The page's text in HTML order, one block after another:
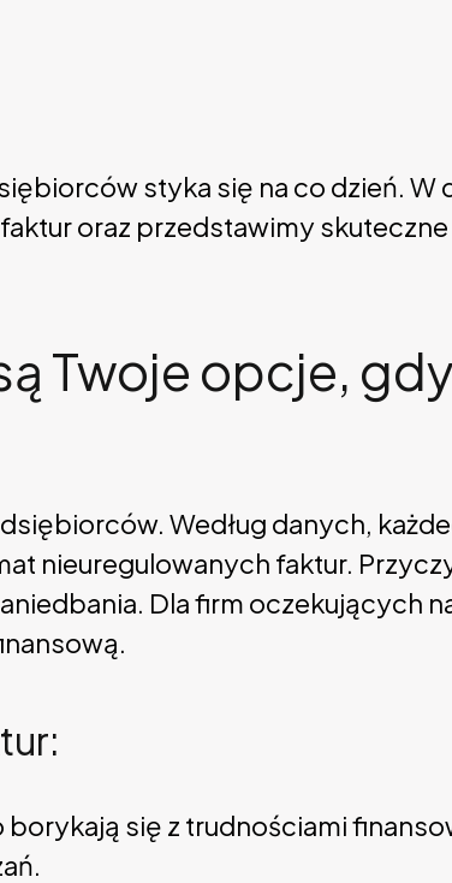
styka się na co dzień. W
oraz przedstawimy
Twoje opcje,
Według danych,
nieuregulowanych faktur.
Dla firm oczekujących
borykają się z trudnościami